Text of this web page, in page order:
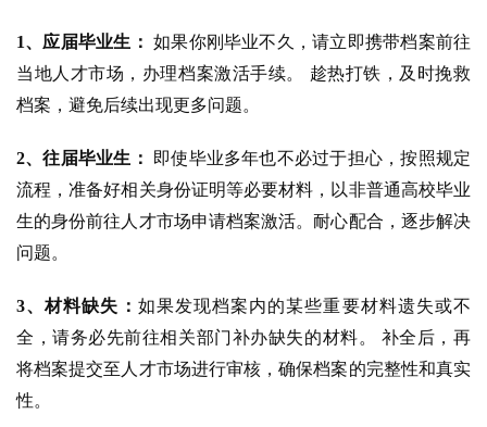
1、应届毕业生： 如果你刚毕业不久，请立即携带档案前往
当地人才市场，办理档案激活手续。 趁热打铁，及时挽救
档案，避免后续出现更多问题。
2、往届毕业生：
即使毕业多年也不必过于担心，按照规定
流程，准备好相关身份证明等必要材料，以非普通高校毕业
生的身份前往人才市场申请档案激活。耐心配合，逐步解决
问题。
3、材料缺失： 如果发现档案内的某些重要材料遗失或不
全，请务必先前往相关部门补办缺失的材料。 补全后，再
将档案提交至人才市场进行审核，确保档案的完整性和真实
性。